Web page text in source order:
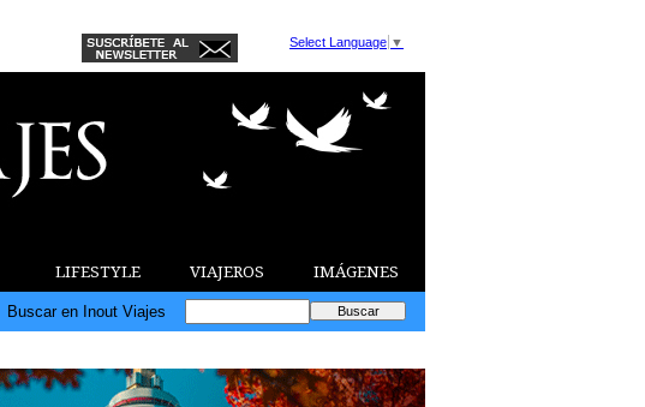
Select Language ▼
LIFESTYLE VIAJEROS IMÁGENES
Buscar en Inout Viajes